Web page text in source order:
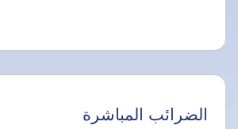
الضرائب المباشرة